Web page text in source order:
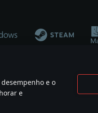
e o
e
significa participação no
are the property of their